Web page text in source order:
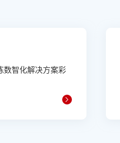
数智化解决方案彩